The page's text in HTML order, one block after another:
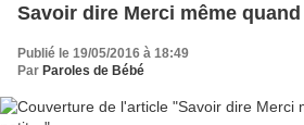
Savoir dire Merci même
Publié le 19/05/2016 à 18:49
Par Paroles de Bébé